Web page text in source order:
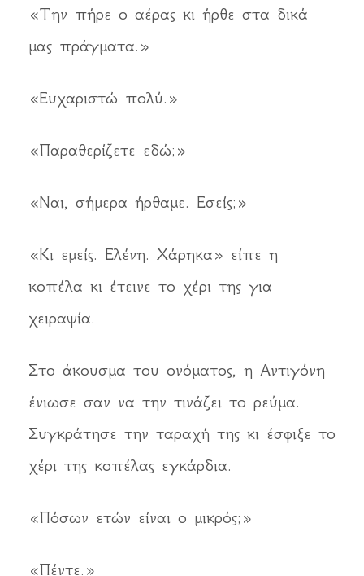
«Την πήρε ο αέρας κι ήρθε στα δικά
μας πράγματα.»
«Ευχαριστώ πολύ.»
«Παραθερίζετε εδώ;»
«Ναι, σήμερα ήρθαμε. Εσείς;»
«Κι εμείς. Ελένη. Χάρηκα» είπε η
κοπέλα κι έτεινε το χέρι της για
χειραψία.
Στο άκουσμα του ονόματος, η Αντιγόνη
ένιωσε σαν να την τινάζει το ρεύμα.
Συγκράτησε την ταραχή της κι έσφιξε το
χέρι της κοπέλας εγκάρδια.
«Πόσων ετών είναι ο μικρός;»
«Πέντε.»